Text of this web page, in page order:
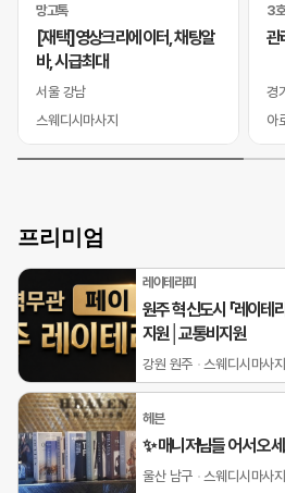
망고톡
[재택]영상크리에이터, 채팅알
바, 시급최대
서울 강남
스웨디시마사지
3
관
경
아
프리미엄
레이테라피
원주 혁신도시 「레이테
지원│교통비지원
강원 원주 스웨디시마사지
헤븐
✨ 매니저님들 어서 오
울산 남구 스웨디시마사지